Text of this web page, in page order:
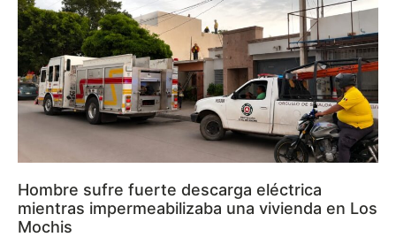
Hombre sufre fuerte descarga eléctrica
mientras impermeabilizaba una vivienda en Los
Mochis